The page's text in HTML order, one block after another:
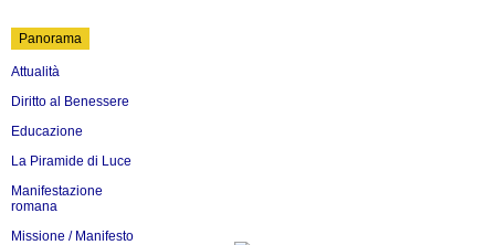
Panorama
Attualità
Diritto al Benessere
Educazione
La Piramide di Luce
Manifestazione
romana
Missione / Manifesto